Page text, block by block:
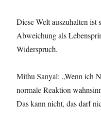
Diese Welt auszuhalten ist
Abweichung als
Widerspruch.
Mithu Sanyal: „Wenn ich
normale Reaktion
Das kann nicht, das darf